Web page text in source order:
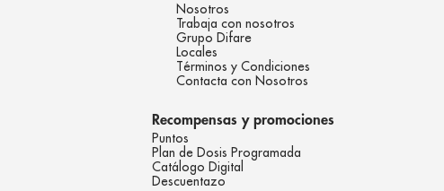
Nosotros
Trabaja con nosotros
Grupo Difare
Locales
Términos y Condiciones
Contacta con Nosotros
Recompensas y promociones
Puntos
Plan de Dosis Programada
Catálogo Digital
Descuentazo